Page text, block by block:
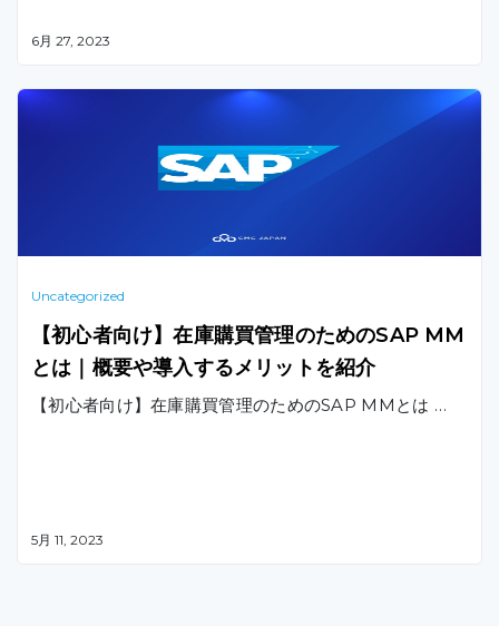
6月 27, 2023
Uncategorized
【初心者向け】在庫購買管理のためのSAP MM
とは｜概要や導入するメリットを紹介
【初心者向け】在庫購買管理のためのSAP MMとは …
5月 11, 2023